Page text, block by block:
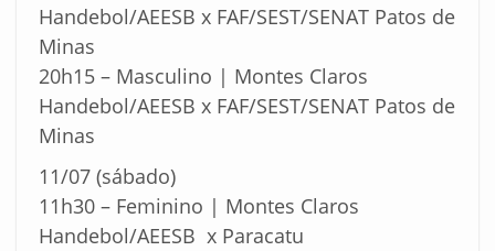
Handebol/AEESB x FAF/SEST/SENAT Patos de
Minas
20h15 – Masculino | Montes Claros
Handebol/AEESB x FAF/SEST/SENAT Patos de
Minas
11/07 (sábado)
11h30 – Feminino | Montes Claros
Handebol/AEESB x Paracatu